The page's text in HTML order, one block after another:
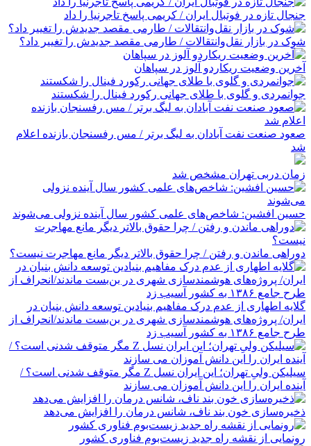
جنجال تازه در فوتبال ایران / کریمی پاسخ تاجرنیا را داد
شوک در بازار نقل‌وانتقالات / طارمی مقصد جدیدش را تغییر داد؟
آخرین وضعیت ریکاردو آلوز در سپاهان
جوانمردی و گلوی با طلای جهانی رکورد فینال را شکستند
صعود صنعت نفت آبادان به لیگ برتر / مس رفسنجان بازنده اعلام
شد
زمان دربی تهران مشخص شد
حسین افشین: شاخص‌های علمی کشور سال آینده نزولی می‌شوند
دوراهی ماندن و رفتن / چرا حقوق بالاتر دیگر مانع مهاجرت نیست؟
گلایه اطهاری از عدم درک مفاهیم بنیادین توسعه دانش بنیان در
ایران/ پروژه‌های هوشمندسازی شهری در بن‌بست ماندند/انحراف از
طرح جامع ۱۳۸۶ به کشور آسیب زد
سیلیکن ولیِ تهران؛ این ایران نسل Z مگر متوقف شدنی است؟ /
آینده ایران را این دانش آموزان می سازند
ذخیره‌سازی خون بند ناف، شانس درمان را افزایش می‌دهد
رونمایی از نقشه راه جدید زیست‌بوم فناوری کشور